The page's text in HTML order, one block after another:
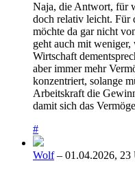
Naja, die Antwort, für
doch relativ leicht. Für
möchte da gar nicht
geht auch mit
Wirtschaft
aber immer mehr
konzentriert, solange
Arbeitskraft die
damit sich das
#
Wolf– 01.04.2026, 23